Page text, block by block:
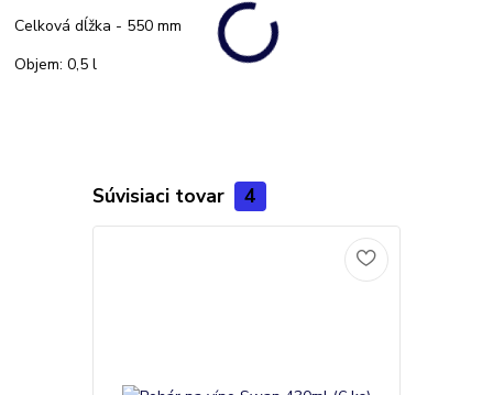
Celková dĺžka - 550 mm
Objem: 0,5 l
Súvisiaci tovar 4